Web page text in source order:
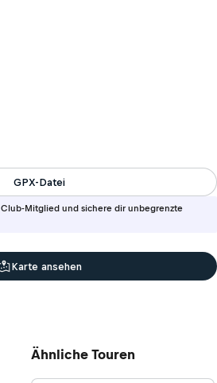
Mitglied und sichere dir unbegrenzte
GPX-Datei
Karte ansehen
Ähnliche Touren